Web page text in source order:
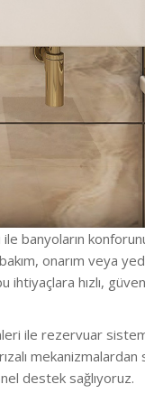
banyoların
onarım veya
ihtiyaçlara hızlı,
ile rezervuar
mekanizmalardan
destek sağlıyoruz.